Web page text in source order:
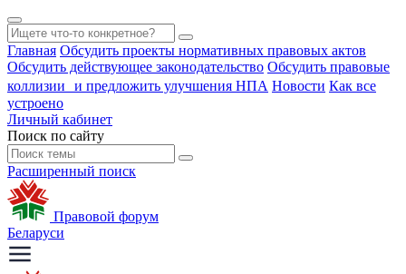
Главная Обсудить проекты нормативных правовых актов
Обсудить действующее законодательство Обсудить правовые
коллизии и предложить улучшения НПА Новости Как все
устроено
Личный кабинет
Поиск по сайту
Расширенный поиск
Правовой форум
Беларуси